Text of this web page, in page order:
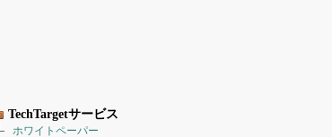
TechTargetサービス
ホワイトペーパー